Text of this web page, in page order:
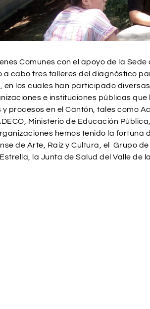
Comunes con el apoyo de la Sede
a cabo tres talleres del diagnóstico
en los cuales han participado
e instituciones públicas que
procesos en el Cantón, tales como
Ministerio de Educación
hemos tenido la fortuna
de Arte, Raíz y Cultura, el Grupo de
la Junta de Salud del Valle de